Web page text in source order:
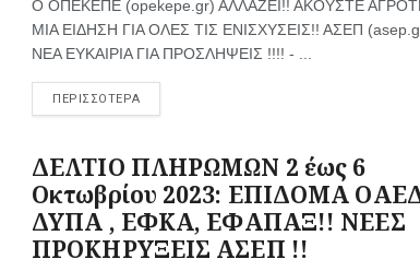
Ο ΟΠΕΚΕΠΕ (opekepe.gr) ΑΛΛΑΖΕΙ!! ΑΚΟΥΣΤΕ
ΜΙΑ ΕΙΔΗΣΗ ΓΙΑ ΟΛΕΣ ΤΙΣ ΕΝΙΣΧΥΣΕΙΣ!! ΑΣΕΠ
ΝΕΑ ΕΥΚΑΙΡΙΑ ΓΙΑ ΠΡΟΣΛΗΨΕΙΣ !!!! - ...
ΠΕΡΙΣΣΟΤΕΡΑ
ΔΕΛΤΙΟ ΠΛΗΡΩΜΩΝ 2 έως 6
Οκτωβρίου 2023: ΕΠΙΔΟΜΑ
ΔΥΠΑ , ΕΦΚΑ, ΕΦΑΠΑΞ!! ΝΕΕΣ
ΠΡΟΚΗΡΥΞΕΙΣ ΑΣΕΠ !!